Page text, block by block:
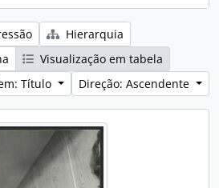
Hierarquia
Visualização em tabela
Título
Direção: Ascendente